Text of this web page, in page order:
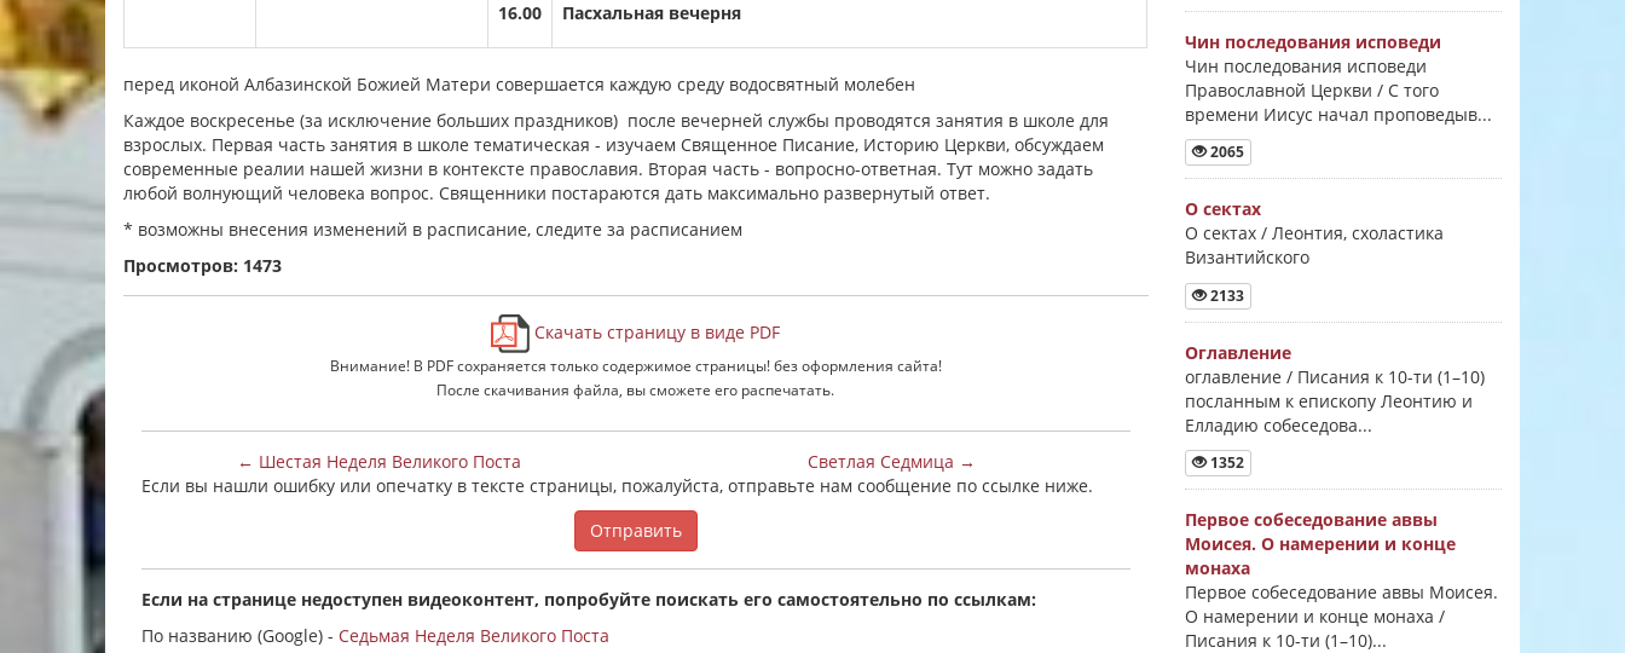
16.00 Пасхальная вечерня
перед иконой Албазинской Божией Матери совершается каждую среду водосвятный молебен
Каждое воскресенье (за исключение больших праздников) после вечерней службы проводятся занятия в школе для
взрослых. Первая часть занятия в школе тематическая - изучаем Священное Писание, Историю Церкви, обсуждаем
современные реалии нашей жизни в контексте православия. Вторая часть - вопросно-ответная. Тут можно задать
любой волнующий человека вопрос. Священники постараются дать максимально развернутый ответ.
* возможны внесения изменений в расписание, следите за расписанием
Просмотров: 1473
Скачать страницу в виде PDF
Внимание! В PDF сохраняется только содержимое страницы! без оформления сайта!
После скачивания файла, вы сможете его распечатать.
← Шестая Неделя Великого Поста
Светлая Седмица →
Если вы нашли ошибку или опечатку в тексте страницы, пожалуйста, отправьте нам сообщение по ссылке ниже.
Отправить
Если на странице недоступен видеоконтент, попробуйте поискать его самостоятельно по ссылкам:
По названию (Google) - Седьмая Неделя Великого Поста
Чин последования исповеди
Чин последования исповеди
Православной Церкви / С того
времени Иисус начал проповедыв...
2065
О сектах
О сектах / Леонтия, схоластика
Византийского
2133
Оглавление
оглавление / Писания к 10-ти (1–10)
посланным к епископу Леонтию и
Елладию собеседова...
1352
Первое собеседование аввы
Моисея. О намерении и конце
монаха
Первое собеседование аввы Моисея.
О намерении и конце монаха /
Писания к 10-ти (1–10)...